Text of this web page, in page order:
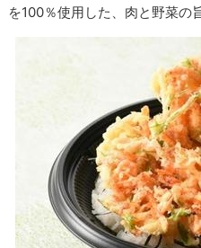
を100％使用した、肉と野菜の